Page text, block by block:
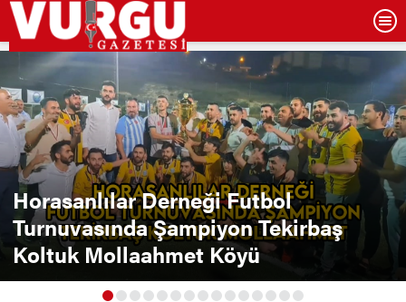
Horasanlılar Derneği Futbol
Turnuvasında Şampiyon Tekirbaş
Koltuk Mollaahmet Köyü